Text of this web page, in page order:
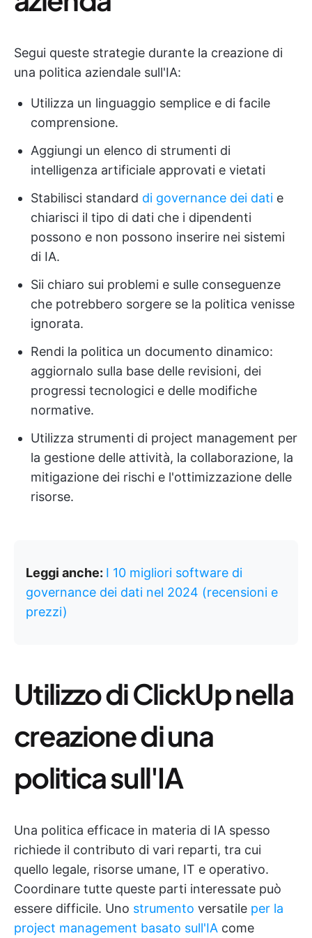
Segui queste strategie durante la creazione di
una politica aziendale sull'IA:
Utilizza un linguaggio semplice e di facile
comprensione.
Aggiungi un elenco di strumenti di
intelligenza artificiale approvati e vietati
Stabilisci standard di governance dei dati e
chiarisci il tipo di dati che i dipendenti
possono e non possono inserire nei sistemi
di IA.
Sii chiaro sui problemi e sulle conseguenze
che potrebbero sorgere se la politica venisse
ignorata.
Rendi la politica un documento dinamico:
aggiornalo sulla base delle revisioni, dei
progressi tecnologici e delle modifiche
normative.
Utilizza strumenti di project management per
la gestione delle attività, la collaborazione, la
mitigazione dei rischi e l'ottimizzazione delle
risorse.
Leggi anche: I 10 migliori software di
governance dei dati nel 2024 (recensioni e
prezzi)
Utilizzo di ClickUp nella
creazione di una
politica sull'IA
Una politica efficace in materia di IA spesso
richiede il contributo di vari reparti, tra cui
quello legale, risorse umane, IT e operativo.
Coordinare tutte queste parti interessate può
essere difficile. Uno strumento versatile per la
project management basato sull'IA come